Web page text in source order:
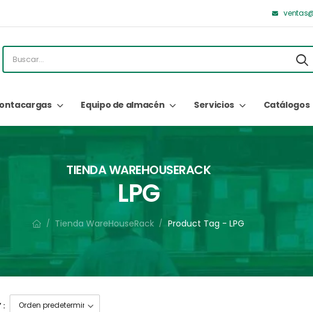
Equipo de almacén Servicios Catálogos
TIENDA WAREHOUSERACK
LPG
/ Tienda WareHouseRack / Product Tag - LPG
: